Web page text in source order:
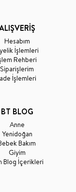
Hesabım
İşlemleri
Rehberi
Siparişlerim
İşlemleri
BT BLOG
Anne
Yenidoğan
Bakım
Giyim
Blog İçerikleri